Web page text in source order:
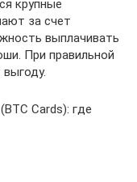
крупные
за счет
выплачивать
При правильной
Cards): где